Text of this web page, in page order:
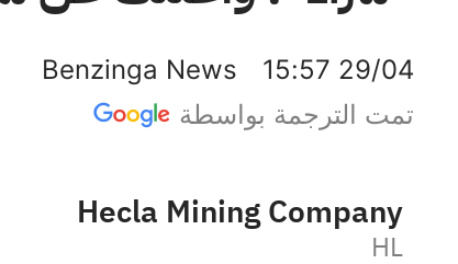
Benzinga News
15:57 29/04
تمت الترجمة بواسطة
Hecla Mining Company
HL